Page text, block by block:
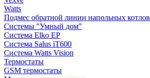
Watts
Подмес обратной линии напольных котлов
Системы "Умный дом"
Система Elko EP
Система Salus iT600
Система Watts Vision
Термостаты
GSM термостаты